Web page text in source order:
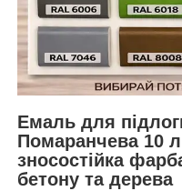
Емаль для
Помаранчева 10
зносостійка
бетону та дерева